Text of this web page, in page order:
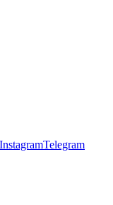
InstagramTelegram